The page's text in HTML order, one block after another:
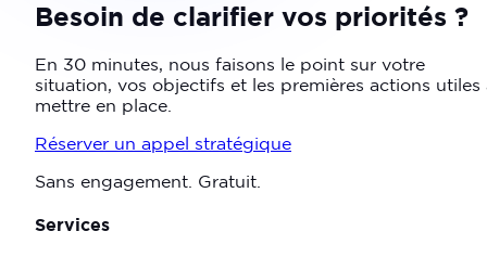
Besoin de clarifier vos priorités ?
En 30 minutes, nous faisons le point sur votre
situation, vos objectifs et les premières actions utiles
mettre en place.
Réserver un appel stratégique
Sans engagement. Gratuit.
Services